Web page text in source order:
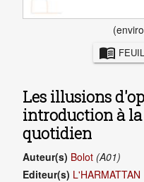
menu_book
Les illusions
introduction à la
quotidien
Auteur(s) Bolot (A01)
Editeur(s) L'HARMATTAN